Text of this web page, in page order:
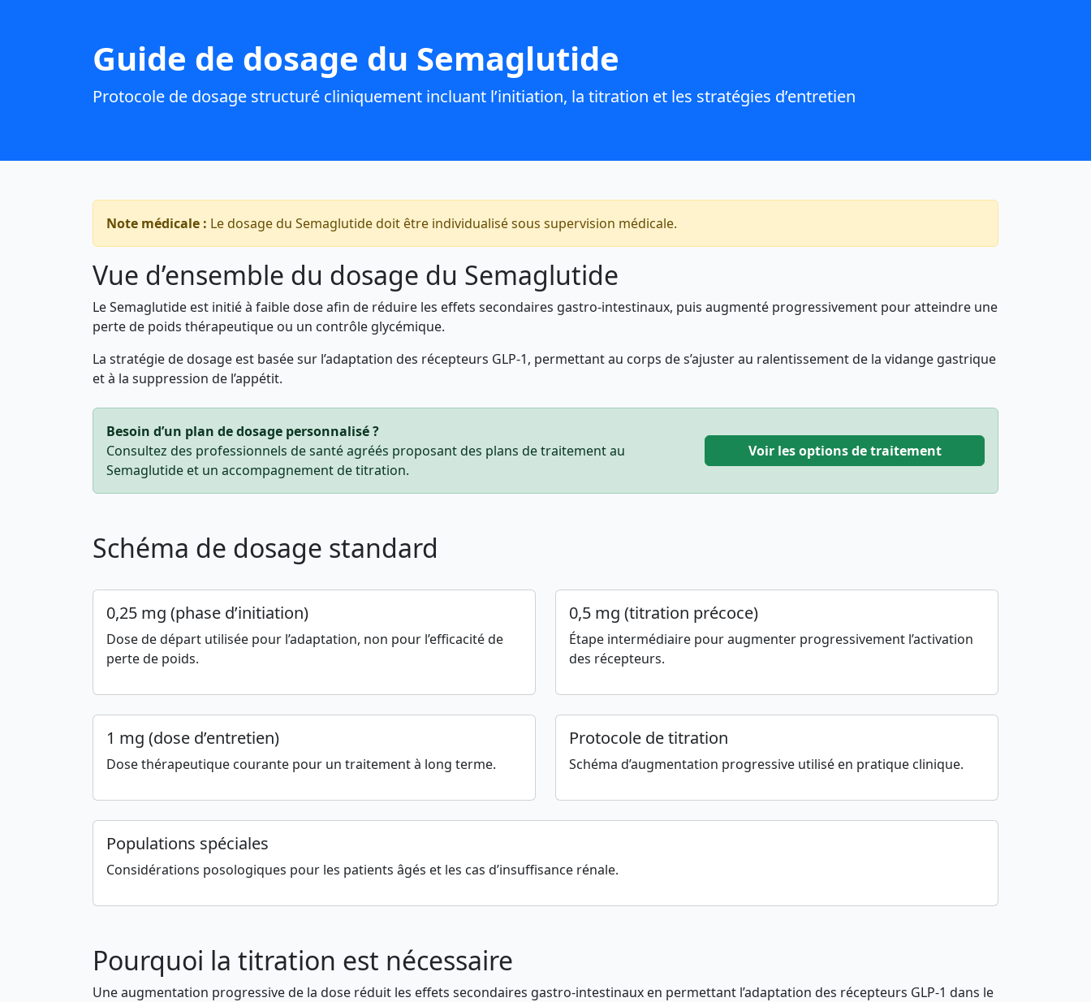
Guide de dosage du Semaglutide
Protocole de dosage structuré cliniquement incluant l’initiation, la titration et les stratégies d’entretien
Note médicale : Le dosage du Semaglutide doit être individualisé sous supervision médicale.
Vue d’ensemble du dosage du Semaglutide
Le Semaglutide est initié à faible dose afin de réduire les effets secondaires gastro-intestinaux, puis augmenté progressivement pour atteindre une
perte de poids thérapeutique ou un contrôle glycémique.
La stratégie de dosage est basée sur l’adaptation des récepteurs GLP-1, permettant au corps de s’ajuster au ralentissement de la vidange gastrique
et à la suppression de l’appétit.
Besoin d’un plan de dosage personnalisé ?
Consultez des professionnels de santé agréés proposant des plans de traitement au
Semaglutide et un accompagnement de titration.
Voir les options de traitement
Schéma de dosage standard
0,25 mg (phase d’initiation)
Dose de départ utilisée pour l’adaptation, non pour l’efficacité de
perte de poids.
0,5 mg (titration précoce)
Étape intermédiaire pour augmenter progressivement l’activation
des récepteurs.
1 mg (dose d’entretien)
Dose thérapeutique courante pour un traitement à long terme.
Protocole de titration
Schéma d’augmentation progressive utilisé en pratique clinique.
Populations spéciales
Considérations posologiques pour les patients âgés et les cas d’insuffisance rénale.
Pourquoi la titration est nécessaire
Une augmentation progressive de la dose réduit les effets secondaires gastro-intestinaux en permettant l’adaptation des récepteurs GLP-1 dans le